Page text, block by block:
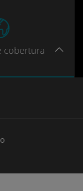
cobertura